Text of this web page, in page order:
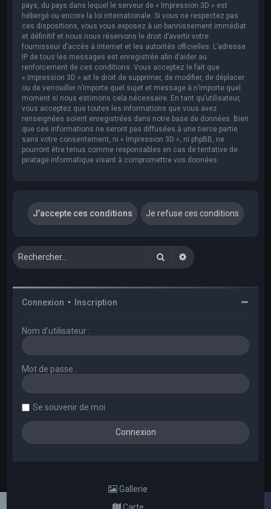
pays, du pays dans lequel le serveur de « Impression 3D » est
hébergé ou encore la loi internationale. Si vous ne respectez pas
ces dispositions, vous vous exposez à un bannissement immédiat
et définitif et nous nous réservons le droit d’avertir votre
fournisseur d’accès à internet et les autorités officielles. L’adresse
IP de tous les messages est enregistrée afin d’aider au
renforcement de ces conditions. Vous acceptez le fait que
« Impression 3D » ait le droit de supprimer, de modifier, de déplacer
ou de verrouiller n’importe quel sujet et message à n’importe quel
moment si nous estimons cela nécessaire. En tant qu’utilisateur,
vous acceptez que toutes les informations que vous avez
renseignées soient enregistrées dans notre base de données. Bien
que ces informations ne seront pas diffusées à une tierce partie
sans votre consentement, ni « Impression 3D », ni phpBB, ne
pourront être tenus comme responsables en cas de tentative de
piratage informatique visant à compromettre vos données.
RechercherRecherche avancée
Connexion • Inscription
Nom d’utilisateur :
Mot de passe :
Se souvenir de moi
Gallerie
Carte